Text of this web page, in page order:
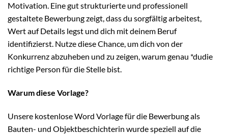
Motivation. Eine gut strukturierte und professionell
gestaltete Bewerbung zeigt, dass du sorgfältig arbeitest,
Wert auf Details legst und dich mit deinem Beruf
identifizierst. Nutze diese Chance, um dich von der
Konkurrenz abzuheben und zu zeigen, warum genau *dudie
richtige Person für die Stelle bist.
Warum diese Vorlage?
Unsere kostenlose Word Vorlage für die Bewerbung als
Bauten- und Objektbeschichterin wurde speziell auf die